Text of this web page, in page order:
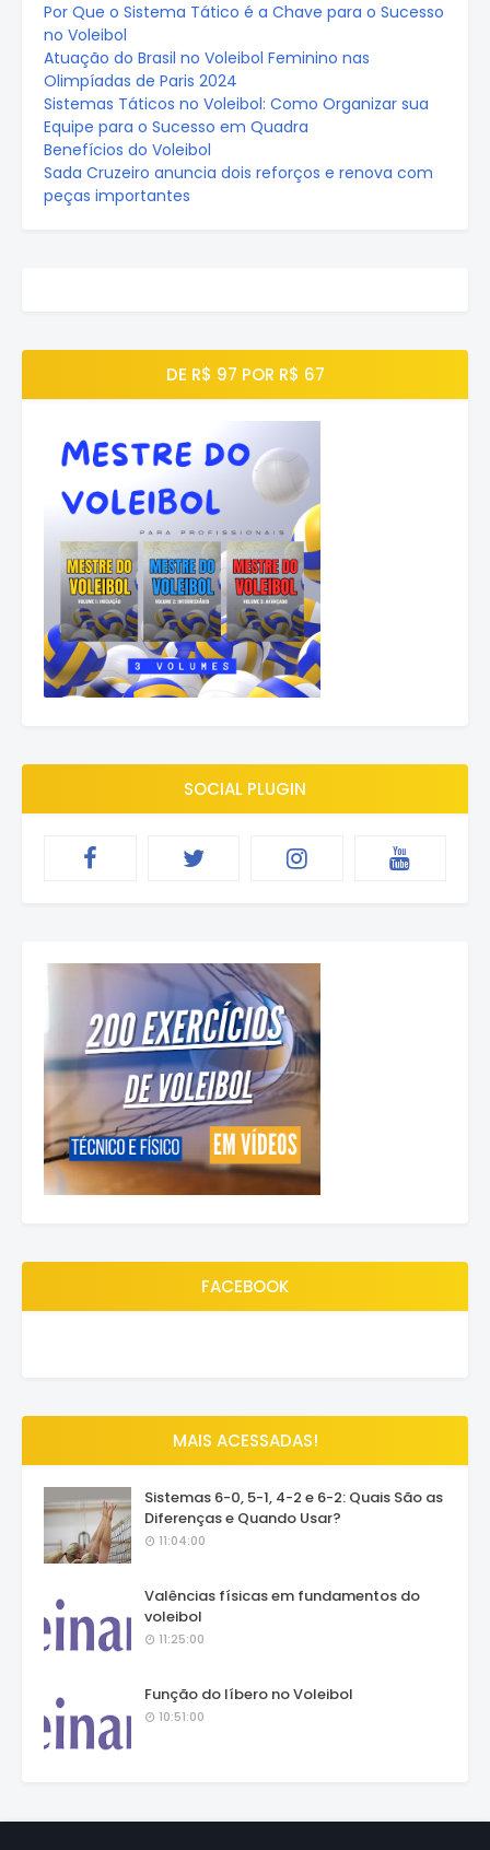
Por Que o Sistema Tático é a Chave para o Sucesso
no Voleibol
Atuação do Brasil no Voleibol Feminino nas
Olimpíadas de Paris 2024
Sistemas Táticos no Voleibol: Como Organizar sua
Equipe para o Sucesso em Quadra
Benefícios do Voleibol
Sada Cruzeiro anuncia dois reforços e renova com
peças importantes
DE R$ 97 POR R$ 67
SOCIAL PLUGIN
FACEBOOK
MAIS ACESSADAS!
Sistemas 6-0, 5-1, 4-2 e 6-2: Quais São as
Diferenças e Quando Usar?
11:04:00
Valências físicas em fundamentos do
voleibol
11:25:00
Função do líbero no Voleibol
10:51:00